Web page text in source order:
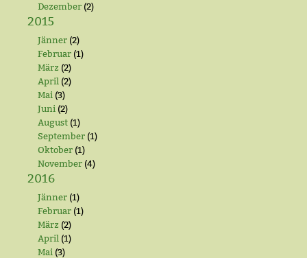
Dezember (2)
2015
Jänner (2)
Februar (1)
März (2)
April (2)
Mai (3)
Juni (2)
August (1)
September (1)
Oktober (1)
November (4)
2016
Jänner (1)
Februar (1)
März (2)
April (1)
Mai (3)